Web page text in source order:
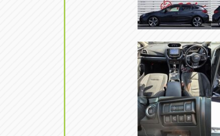
0561-53-
アップル
0587-66-
オートフ
052-400-
愛知県尾張旭市印場元町5-2-8
愛知県岩倉市大地町長田35-1
愛知県清須市春日砂賀東114